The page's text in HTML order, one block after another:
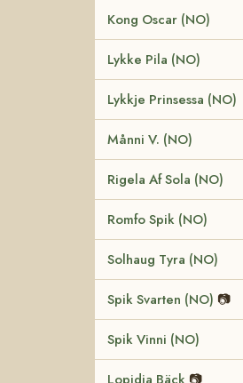
Kong Oscar (NO)
Lykke Pila (NO)
Lykkje Prinsessa (NO)
Månni V. (NO)
Rigela Af Sola (NO)
Romfo Spik (NO)
Solhaug Tyra (NO)
Spik Svarten (NO) 📷
Spik Vinni (NO)
Lopidia Bäck 📷